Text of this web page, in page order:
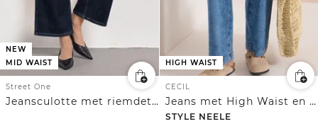
NEW
MID WAIST
Street One
Jeansculotte met riemdetail
HIGH WAIST
CECIL
Jeans met High Waist en Wide Leg pijpen in een Loose Fit pasvorm
STYLE NEELE